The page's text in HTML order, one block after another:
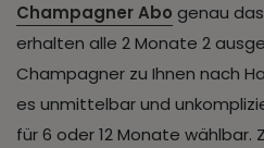
Champagner Abo genau
erhalten alle 2 Monate 2
Champagner zu Ihnen nach
es unmittelbar und
für 6 oder 12 Monate wählbar.